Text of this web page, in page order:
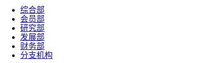
综合部
会员部
研究部
发展部
财务部
分支机构